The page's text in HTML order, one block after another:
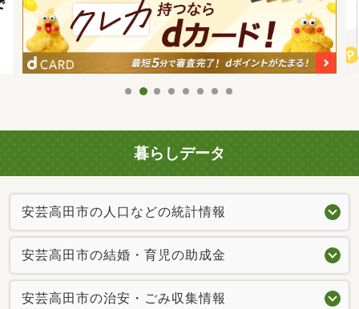
暮らしデータ
安芸高田市の人口などの統計情報
安芸高田市の結婚・育児の助成金
安芸高田市の治安・ごみ収集情報